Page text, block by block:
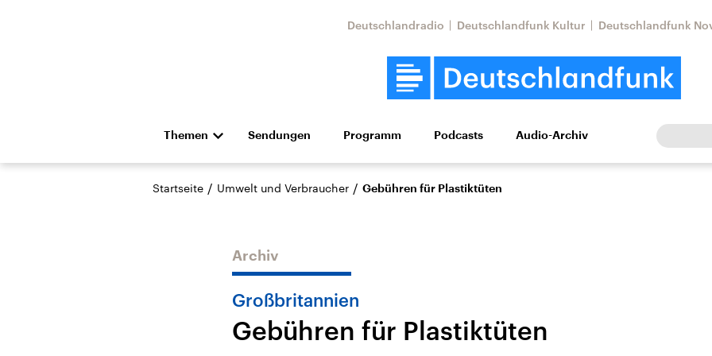
Deutschlandradio Deutschlandfunk Kultur Deutschlandfunk
Themen
Die Nachrichten Politik Wirtschaft Wissen Kultur Europa
Hörspiel und Feature Musik
Nahostkonflikt
Iran
Sendungen Programm Podcasts Audio-Archiv
Startseite / Umwelt und Verbraucher / Gebühren für Plastiktüten
Archiv
Großbritannien
Gebühren für Plastiktüten